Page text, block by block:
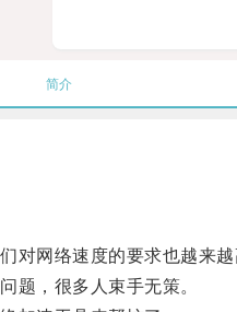
简介
网络速度的要求也越来越
，很多人束手无策。